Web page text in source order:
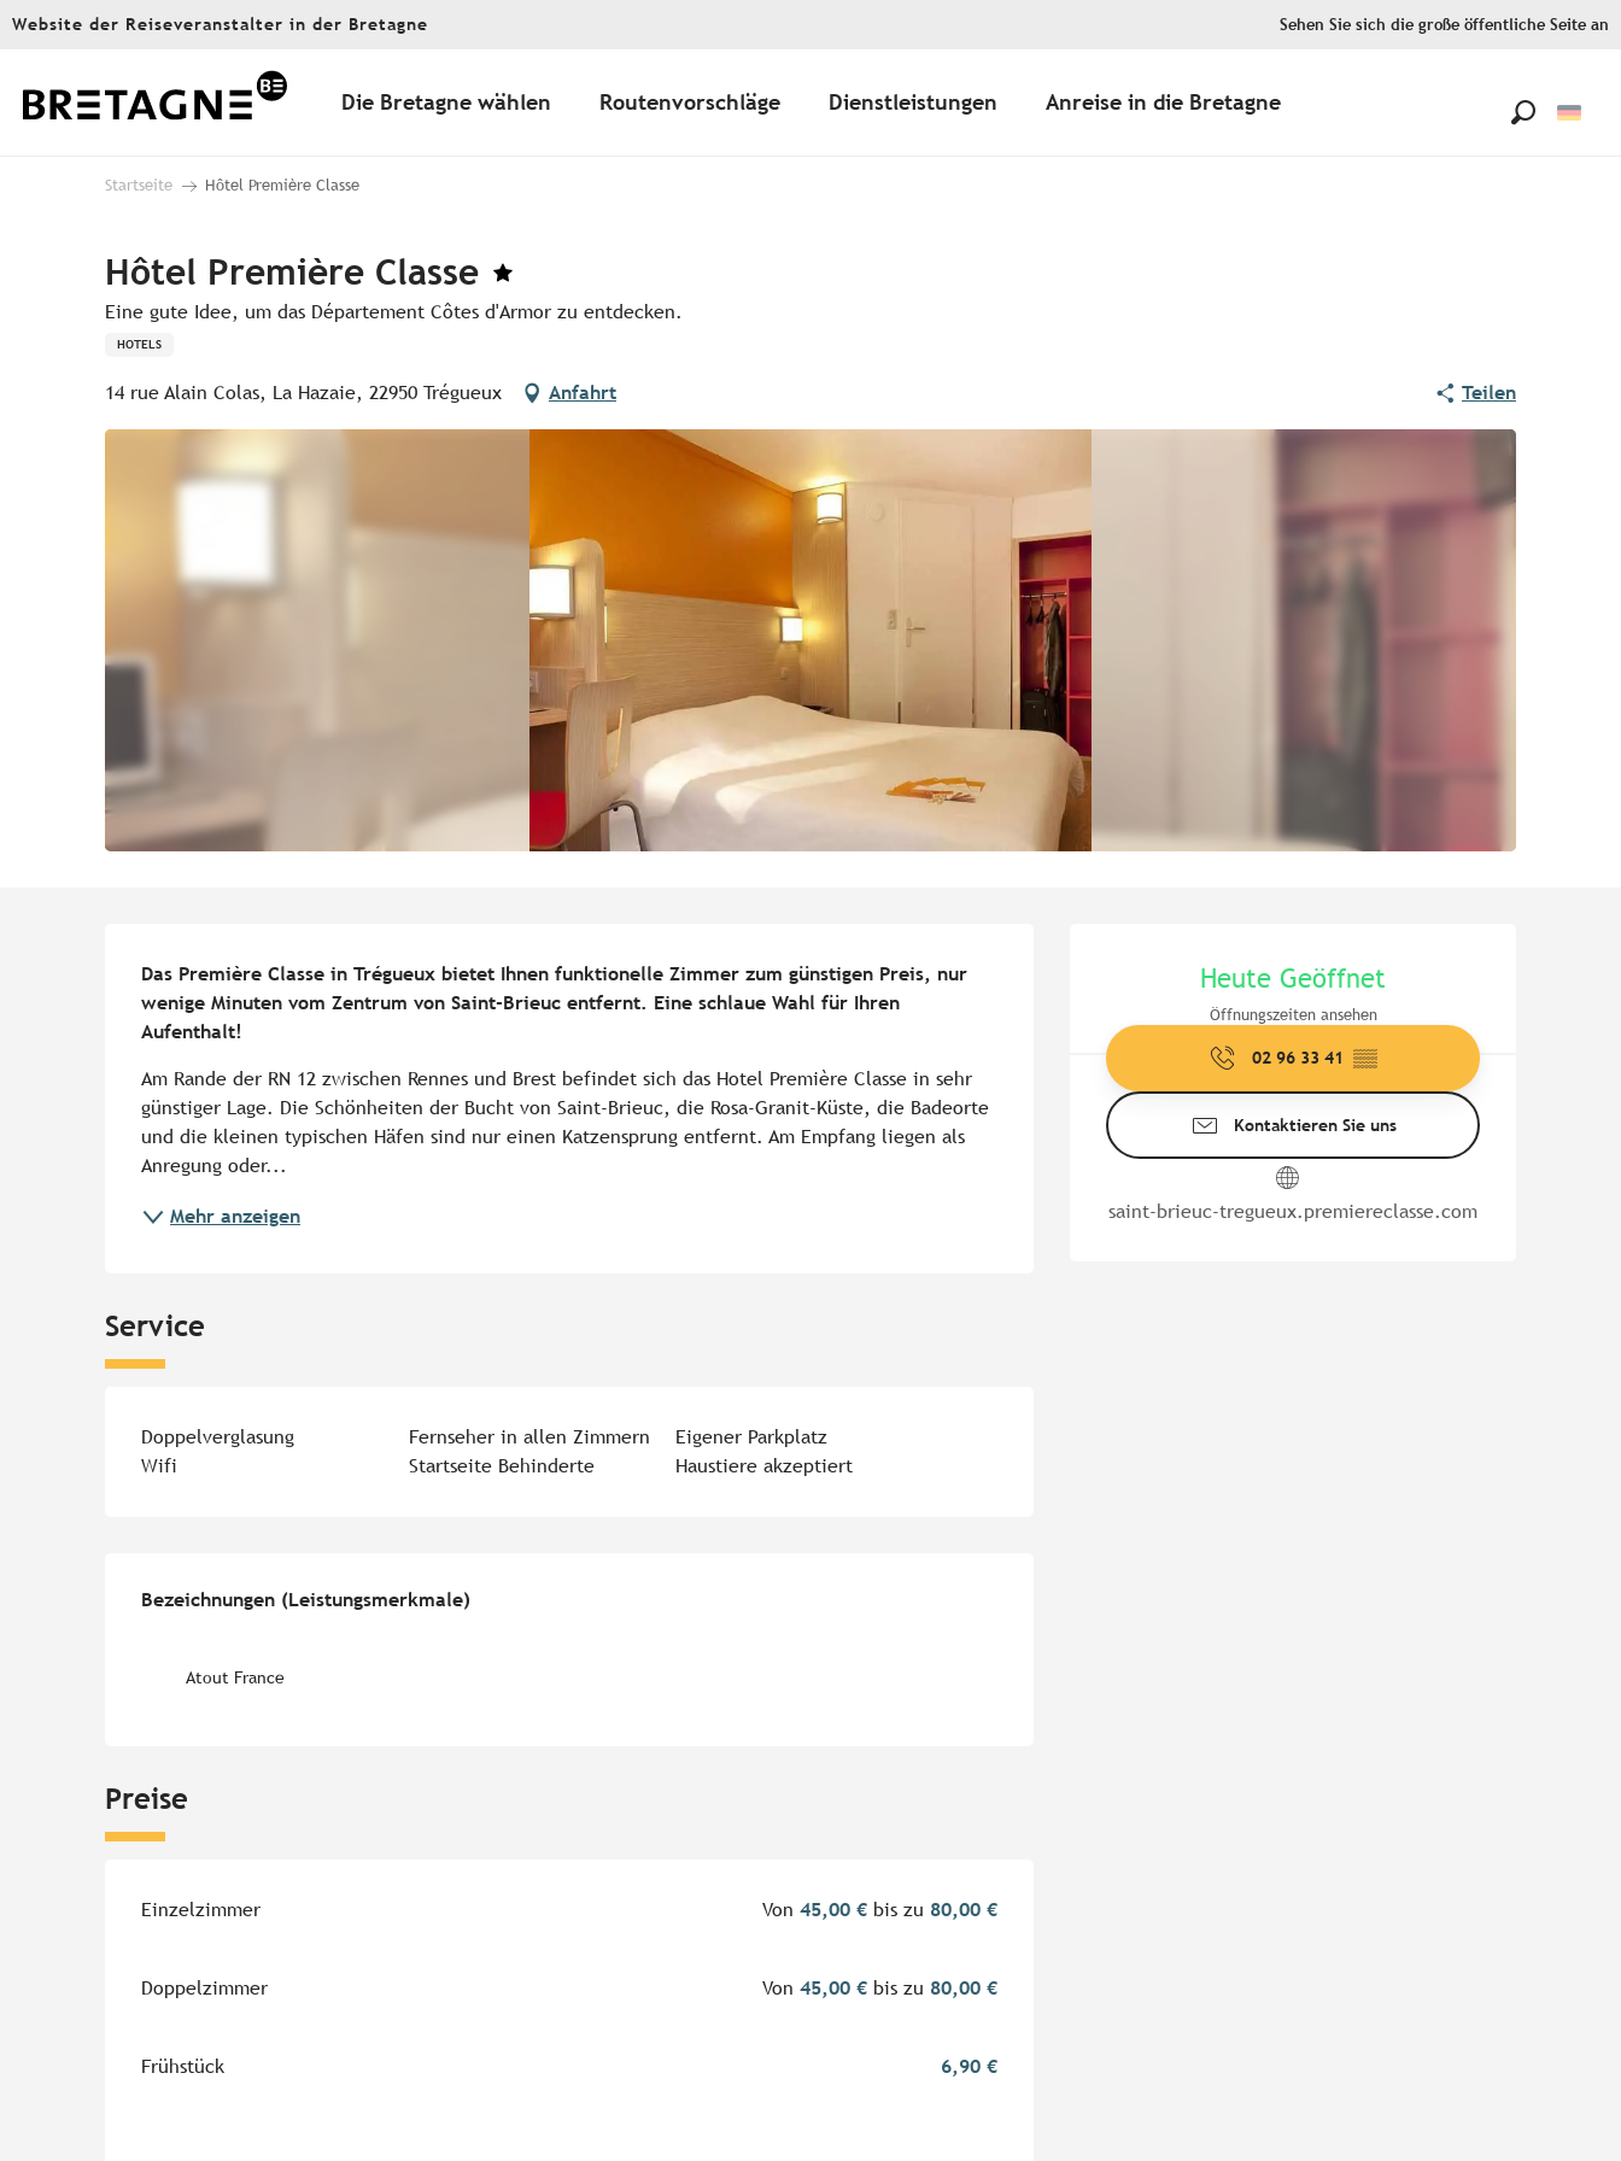
Aller
principal
Website der Reiseveranstalter in der Bretagne Sehen Sie sich die große öffentliche Seite an
Die Bretagne wählen Routenvorschläge Dienstleistungen Anreise in die Bretagne
Startseite Hôtel Première Classe
Hôtel Première Classe
Eine gute Idee, um das Département Côtes d'Armor zu entdecken.
HOTELS
14 rue Alain Colas, La Hazaie, 22950 Trégueux Anfahrt Teilen
Heute Geöffnet
Öffnungszeiten ansehen
02 96 33 41 ▒▒
Kontaktieren Sie uns
saint-brieuc-tregueux.premiereclasse.com
Das Première Classe in Trégueux bietet Ihnen funktionelle Zimmer zum günstigen Preis, nur
wenige Minuten vom Zentrum von Saint-Brieuc entfernt. Eine schlaue Wahl für Ihren
Aufenthalt!
Am Rande der RN 12 zwischen Rennes und Brest befindet sich das Hotel Première Classe in sehr
günstiger Lage. Die Schönheiten der Bucht von Saint-Brieuc, die Rosa-Granit-Küste, die Badeorte
und die kleinen typischen Häfen sind nur einen Katzensprung entfernt. Am Empfang liegen als
Anregung oder...
Mehr anzeigen
Service
Doppelverglasung Fernseher in allen Zimmern
Eigener Parkplatz
Wifi
Startseite Behinderte Haustiere akzeptiert
Bezeichnungen (Leistungsmerkmale)
Bezeichnungen (Leistungsmerkmale)
Atout France
Preise
Einzelzimmer Von45,00 € bis zu 80,00 €
Doppelzimmer Von45,00 € bis zu 80,00 €
Frühstück 6,90 €